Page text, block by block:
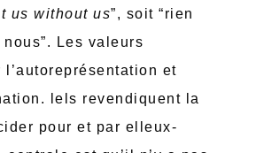
us without us”, soit “rien
Les valeurs
l’autoreprésentation et
lels revendiquent la
pour et par elleux-